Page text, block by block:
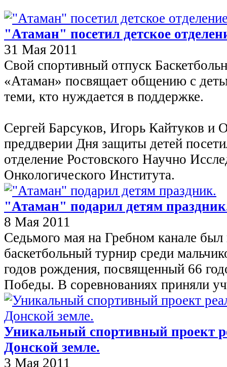
"Атаман" посетил детское
31 Мая 2011
Свой спортивный отпуск
«Атаман» посвящает общению с
теми, кто нуждается в поддержке.
Сергей Барсуков, Игорь Кайтуков и
преддверии Дня защиты детей
отделение Ростовского Научно
Онкологического Института.
"Атаман" подарил детям
8 Мая 2011
Седьмого мая на Гребном канале был
баскетбольный турнир среди
годов рождения, посвященный 66
Победы. В соревнованиях приняли
Уникальный спортивный проект
Донской земле.
3 Мая 2011